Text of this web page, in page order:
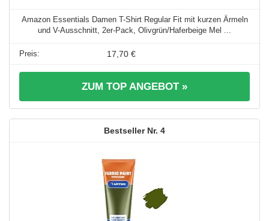
Amazon Essentials Damen T-Shirt Regular Fit mit kurzen Ärmeln
und V-Ausschnitt, 2er-Pack, Olivgrün/Haferbeige Mel ...
17,70 €
ZUM TOP ANGEBOT »
4